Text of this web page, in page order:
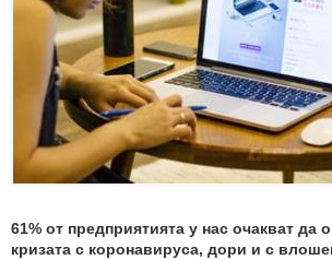
61% от предприятията у нас очакват да
кризата с коронавируса, дори и с